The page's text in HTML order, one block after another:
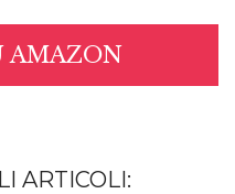
AMAZON
ARTICOLI: